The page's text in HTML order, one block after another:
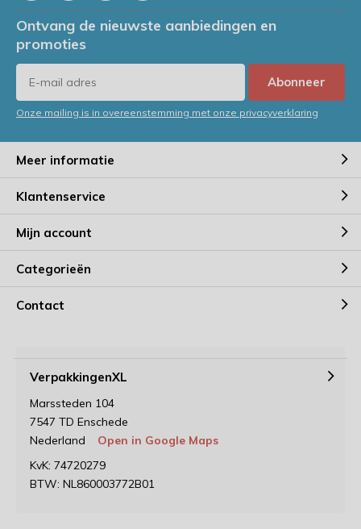
Ontvang de nieuwste aanbiedingen en
promoties
Abonneer
Onze mailing is in overeenstemming met onze privacyverklaring
Meer informatie
Klantenservice
Mijn account
Categorieën
Contact
VerpakkingenXL
Marssteden 104
7547 TD Enschede
Nederland
Open in Google Maps
KvK: 74720279
BTW: NL860003772B01